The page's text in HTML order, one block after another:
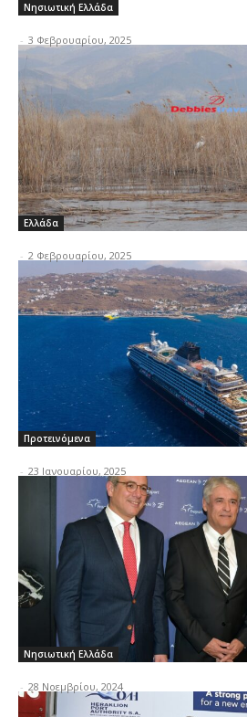
Νησιωτική Ελλάδα
- 3 Φεβρουαρίου, 2025
Ελλάδα
- 2 Φεβρουαρίου, 2025
Προτεινόμενα
- 23 Ιανουαρίου, 2025
Νησιωτική Ελλάδα
- 28 Νοεμβρίου, 2024